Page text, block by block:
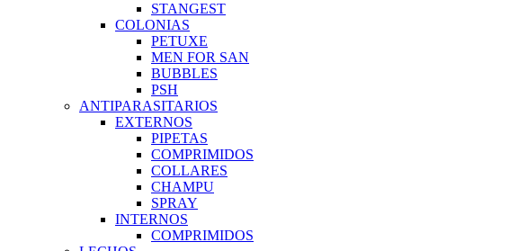
STANGEST
COLONIAS
PETUXE
MEN FOR SAN
BUBBLES
PSH
ANTIPARASITARIOS
EXTERNOS
PIPETAS
COMPRIMIDOS
COLLARES
CHAMPU
SPRAY
INTERNOS
COMPRIMIDOS